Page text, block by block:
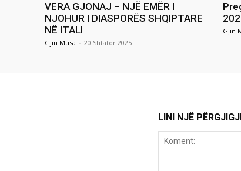
VERA GJONAJ – NJË EMËR I
NJOHUR I DIASPORËS SHQIPTARE
NË ITALI
Gjin Musa - 20 Shtator 2025
Gjin
LINI NJË